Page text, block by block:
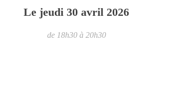
Le jeudi 30 avril 2026
de 18h30 à 20h30